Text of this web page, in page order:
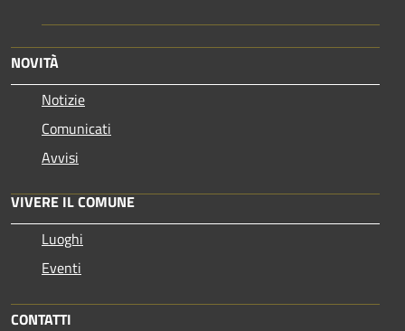
NOVITÀ
Notizie
Comunicati
Avvisi
VIVERE IL COMUNE
Luoghi
Eventi
CONTATTI